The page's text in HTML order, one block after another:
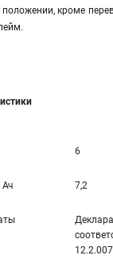
кроме
6
Ач 7,2